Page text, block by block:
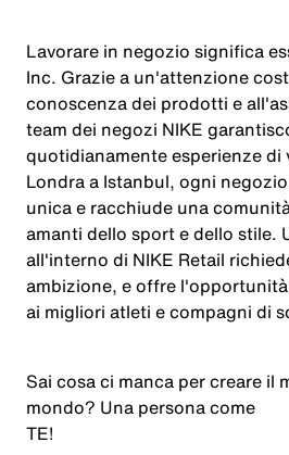
Lavorare in negozio significa
Inc. Grazie a un'attenzione
conoscenza dei prodotti e
team dei negozi NIKE
quotidianamente esperienze di
Londra a Istanbul, ogni
unica e racchiude una
amanti dello sport e dello stile.
all'interno di NIKE Retail
ambizione, e offre
ai migliori atleti e compagni di
Sai cosa ci manca per creare il
mondo? Una persona come
TE!